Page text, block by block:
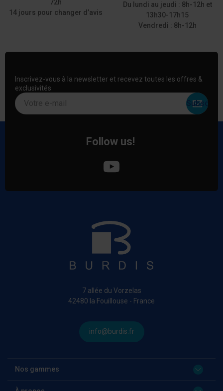
72h
14 jours pour changer d’avis
Du lundi au jeudi : 8h-12h et
13h30-17h15
Vendredi : 8h-12h
Inscrivez-vous à la newsletter et recevez toutes les offres &
exclusivités
Votre e-mail
Follow us!
7 allée du Vorzelas
42480 la Fouillouse - France
info@burdis.fr
Nos gammes